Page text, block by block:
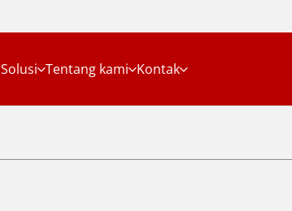
Solusi Tentang kami Kontak